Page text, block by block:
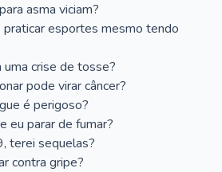
asma viciam?
esportes mesmo tendo
uma crise de tosse?
pode virar câncer?
é perigoso?
eu parar de fumar?
terei sequelas?
contra gripe?